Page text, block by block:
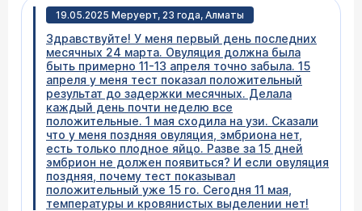
19.05.2025 Меруерт, 23 года, Алматы
Здравствуйте! У меня первый день последних
месячных 24 марта. Овуляция должна была
быть примерно 11-13 апреля точно забыла. 15
апреля у меня тест показал положительный
результат до задержки месячных. Делала
каждый день почти неделю все
положительные. 1 мая сходила на узи. Сказали
что у меня поздняя овуляция, эмбриона нет,
есть только плодное яйцо. Разве за 15 дней
эмбрион не должен появиться? И если овуляция
поздняя, почему тест показывал
положительный уже 15 го. Сегодня 11 мая,
температуры и кровянистых выделении нет!